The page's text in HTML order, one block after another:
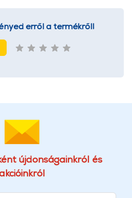
erről a termékről!
újdonságainkról és